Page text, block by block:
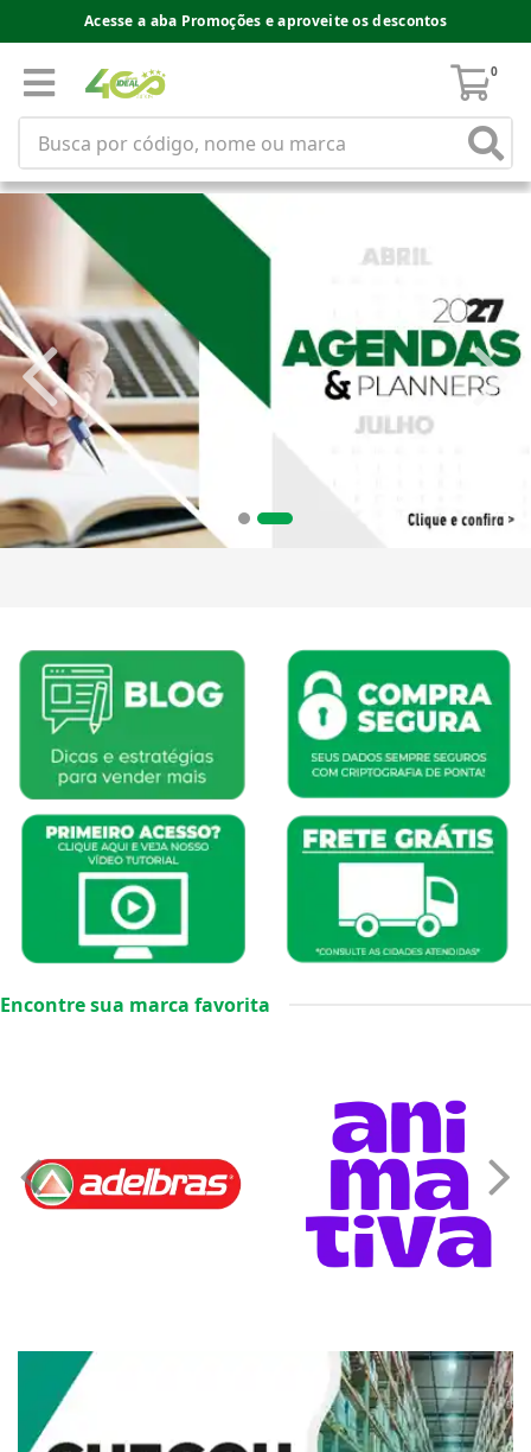
Acesse a aba Promoções e aproveite os descontos
0
Encontre sua marca favorita